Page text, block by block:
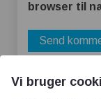
browser til
Vi bruger